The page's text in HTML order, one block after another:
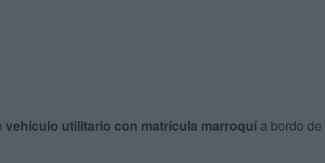
vehículo utilitario con matrícula marroquí a bordo de